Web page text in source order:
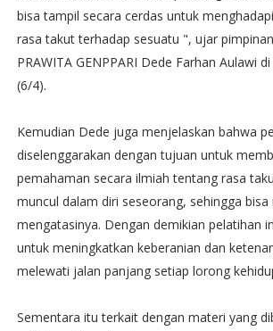
bisa tampil secara cerdas untuk
rasa takut terhadap sesuatu ", ujar
PRAWITA GENPPARI Dede Farhan Aulawi
(6/4).
Kemudian Dede juga menjelaskan bahwa
diselenggarakan dengan tujuan untuk
pemahaman secara ilmiah tentang rasa
muncul dalam diri seseorang, sehingga
mengatasinya. Dengan demikian pelatihan
untuk meningkatkan keberanian dan
melewati jalan panjang setiap lorong
Sementara itu terkait dengan materi yang